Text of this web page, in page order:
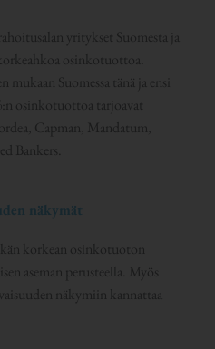
yritykset Suomesta ja
osinkotuottoa.
mukaan Suomessa tänä ja ensi
osinkotuottoa tarjoavat
Capman, Mandatum,
Bankers.
näkymät
korkean osinkotuoton
aseman perusteella. Myös
näkymiin kannattaa